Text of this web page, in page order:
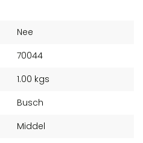
Nee
70044
1.00 kgs
Busch
Middel